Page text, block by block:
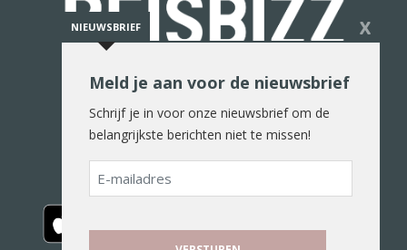
De reiswereld in woord en beeld
NIEUWSBRIEF X
Meld je aan voor de nieuwsbrief
Schrijf je in voor onze nieuwsbrief om de
belangrijkste berichten niet te missen!
E-
mailadres